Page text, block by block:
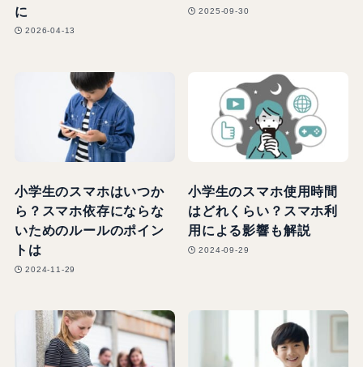
に
2026-04-13
2025-09-30
小学生のスマホはいつか
ら？スマホ依存にならな
いためのルールのポイン
トは
2024-11-29
小学生のスマホ使用時間
はどれくらい？スマホ利
用による影響も解説
2024-09-29